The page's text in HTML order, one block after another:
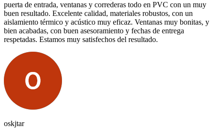
puerta de entrada, ventanas y correderas todo en PVC con un muy
buen resultado. Excelente calidad, materiales robustos, con un
aislamiento térmico y acústico muy eficaz. Ventanas muy bonitas, y
bien acabadas, con buen asesoramiento y fechas de entrega
respetadas. Estamos muy satisfechos del resultado.
oskjtar